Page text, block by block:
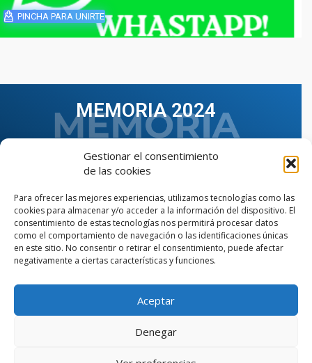
Gestionar el consentimiento
de las cookies
Para ofrecer las mejores experiencias, utilizamos tecnologías como las
cookies para almacenar y/o acceder a la información del dispositivo. El
consentimiento de estas tecnologías nos permitirá procesar datos
como el comportamiento de navegación o las identificaciones únicas
en este sitio. No consentir o retirar el consentimiento, puede afectar
negativamente a ciertas características y funciones.
Aceptar
Denegar
PINCHA PARA UNIRTE
MEMORIA 2024
VER TODAS LAS MEMORIAS